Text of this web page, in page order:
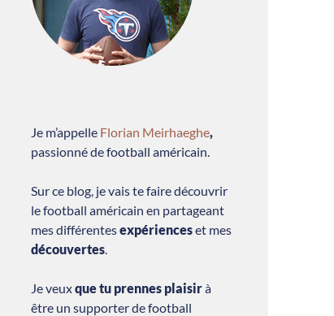
Je m’appelle Florian Meirhaeghe,
passionné de football américain.
Sur ce blog, je vais te faire découvrir
le football américain en partageant
mes différentesexpérienceset mes
découvertes.
Je veuxque tu prennes plaisirà
être un supporter de football